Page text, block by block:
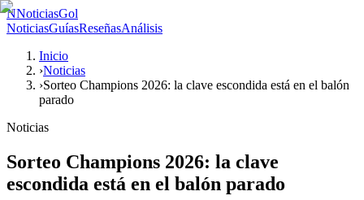
NNoticiasGol
NoticiasGuíasReseñasAnálisis
Inicio
›Noticias
›Sorteo Champions 2026: la clave escondida está en el balón
parado
Noticias
Sorteo Champions 2026: la clave
escondida está en el balón parado